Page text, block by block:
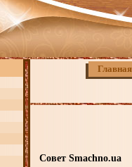
Главная
Совет Smachno.ua